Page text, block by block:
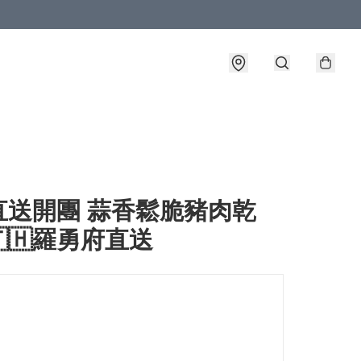
送開團 蒜香鬆脆豬肉乾
羅勇府直送